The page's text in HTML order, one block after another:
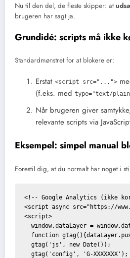
Nu til den del, de fleste skipper: at
brugeren har sagt ja.
Grundidé: scripts må ikke
Standardmønstret for at blokere er:
Erstat <script src="...">
(f.eks. med type="text/
Når brugeren giver
relevante scripts via
Eksempel: simpel manual
Forestil dig, at du normalt har noget i
<!-- Google Analytics (ikke
<script async src="https://
<script>
window.dataLayer =
function
  gtag('js', new Date());
  gtag('config', 'G-XXXXXXX');